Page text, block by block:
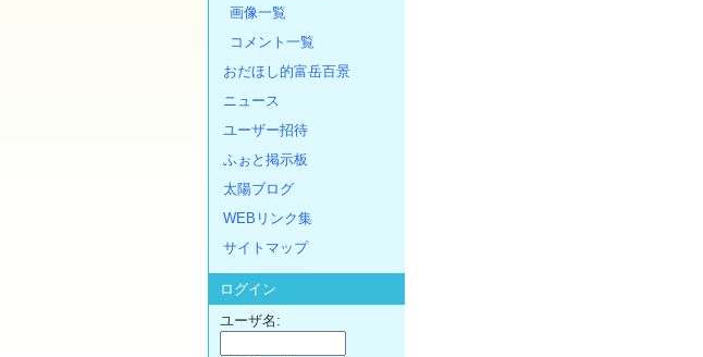
画像一覧
コメント一覧
おだほし的富岳百景
ニュース
ユーザー招待
ふぉと掲示板
太陽ブログ
WEBリンク集
サイトマップ
ログイン
ユーザ名: